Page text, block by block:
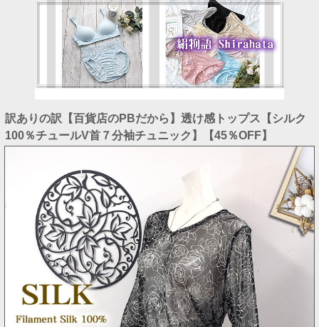
訳ありの訳【百貨店のPBだから】透け感トップス【シルク
100％チュールV首７分袖チュニック】【45％OFF】